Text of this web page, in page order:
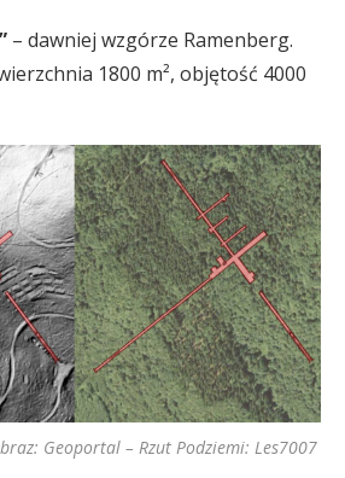
– dawniej wzgórze Ramenberg.
1800 m², objętość 4000
Geoportal – Rzut Podziemi: Les7007